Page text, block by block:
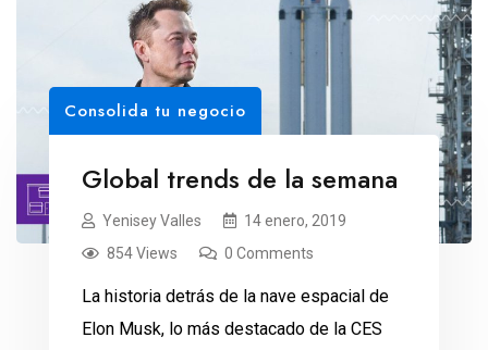
escondidas, sino durante la publicitada […]
Consolida tu negocio
Global trends de la semana
Yenisey Valles
14 enero, 2019
854 Views
0 Comments
La historia detrás de la nave espacial de
Elon Musk, lo más destacado de la CES